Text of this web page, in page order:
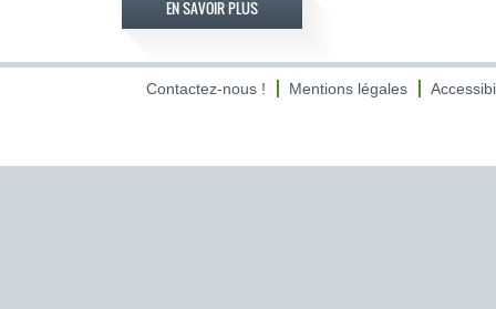
EN SAVOIR PLUS
Contactez-nous ! Mentions légales